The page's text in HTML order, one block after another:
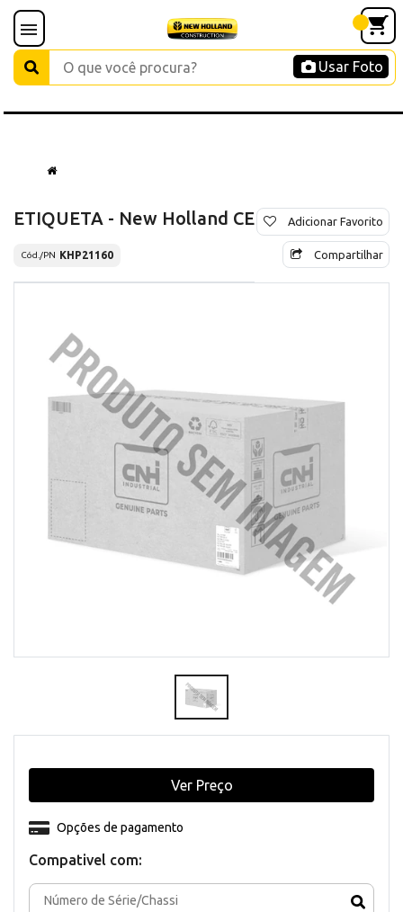
Usar Foto
ETIQUETA - New Holland CE
Cód./PN KHP21160
Adicionar Favorito
Compartilhar
Compativel com:
Opções de pagamento
Ver Preço